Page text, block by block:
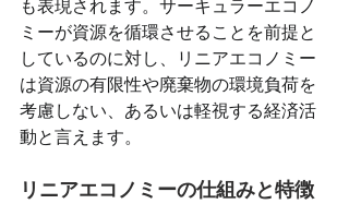
も表現されます。サーキュラーエコノ
ミーが資源を循環させることを前提と
しているのに対し、リニアエコノミー
は資源の有限性や廃棄物の環境負荷を
考慮しない、あるいは軽視する経済活
動と言えます。
リニアエコノミーの仕組みと特徴